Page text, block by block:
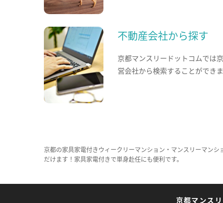
不動産会社から探す
京都マンスリードットコムでは
営会社から検索することができま
京都の家具家電付きウィークリーマンション・マンスリーマン
だけます！家具家電付きで単身赴任にも便利です。
京都マンス